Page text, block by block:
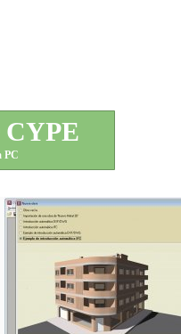
CYPE
PC